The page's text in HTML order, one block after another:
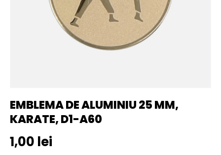
EMBLEMA DE ALUMINIU 25 MM,
KARATE, D1-A60
Pret initial
1,00 lei